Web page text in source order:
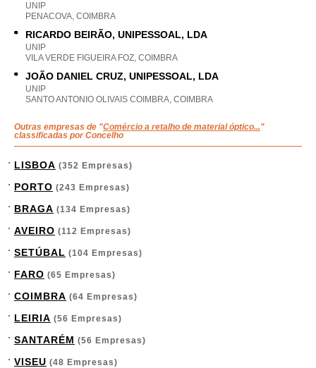
UNIP
PENACOVA, COIMBRA
RICARDO BEIRÃO, UNIPESSOAL, LDA
UNIP
VILA VERDE FIGUEIRA FOZ, COIMBRA
JOÃO DANIEL CRUZ, UNIPESSOAL, LDA
UNIP
SANTO ANTONIO OLIVAIS COIMBRA, COIMBRA
Outras empresas de "Comércio a retalho de material óptico..."
classificadas por Concelho
LISBOA (352 Empresas)
PORTO (243 Empresas)
BRAGA (134 Empresas)
AVEIRO (112 Empresas)
SETÚBAL (104 Empresas)
FARO (65 Empresas)
COIMBRA (64 Empresas)
LEIRIA (56 Empresas)
SANTARÉM (56 Empresas)
VISEU (48 Empresas)